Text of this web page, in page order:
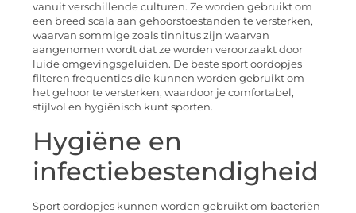
vanuit verschillende culturen. Ze worden gebruikt om
een breed scala aan gehoorstoestanden te versterken,
waarvan sommige zoals tinnitus zijn waarvan
aangenomen wordt dat ze worden veroorzaakt door
luide omgevingsgeluiden. De beste sport oordopjes
filteren frequenties die kunnen worden gebruikt om
het gehoor te versterken, waardoor je comfortabel,
stijlvol en hygiënisch kunt sporten.
Hygiëne en
infectiebestendigheid
Sport oordopjes kunnen worden gebruikt om bacteriën